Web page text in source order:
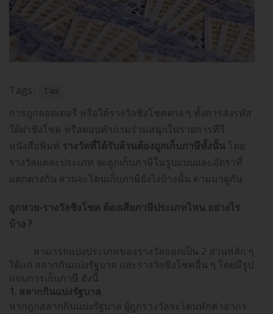
Tags : Tax
การถูกลอตเตอรี่ หรือได้รางวัลชิงโชคต่าง ๆ ทั้งการส่งรหัส
ใต้ฝาชิงโชค หรือตอบคำถามร่วมสนุกในรายการทีวี
หนังสือพิมพ์ รางวัลที่ได้รับล้วนต้องถูกเก็บภาษีทั้งนั้น โดย
รางวัลแต่ละประเภท จะถูกเก็บภาษีในรูปแบบและอัตราที่
แตกต่างกัน ส่วนจะโดนเก็บภาษียังไงบ้างนั้น ตามมาดูกัน
ถูกหวย-รางวัลชิงโชค ต้องเสียภาษีประเภทไหน อย่างไร
บ้าง ?
สามารถแบ่งประเภทของรางวัลออกเป็น 2 ส่วนหลัก ๆ
ได้แก่ สลากกินแบ่งรัฐบาล และรางวัลชิงโชคอื่น ๆ โดยมีรูป
แบบการเก็บภาษี ดังนี้
1. สลากกินแบ่งรัฐบาล
หากถูกสลากกินแบ่งรัฐบาล ผู้ถูกรางวัลจะโดนหักค่าอากร